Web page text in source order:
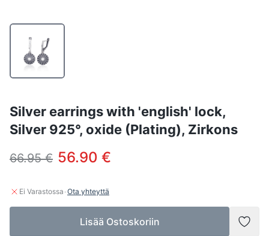
Silver earrings with 'english' lock,
Silver 925°, oxide (Plating), Zirkons
66.95 € 56.90 €
Ei Varastossa ·Ota yhteyttä
Lisää Ostoskoriin